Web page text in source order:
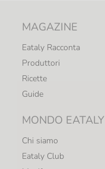
MAGAZINE
Eataly Racconta
Produttori
Ricette
Guide
MONDO EATALY
Chi siamo
Eataly Club